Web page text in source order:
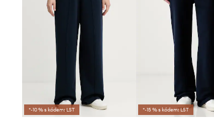
*-10 % s kódem: LST *-15 % s kódem: LST